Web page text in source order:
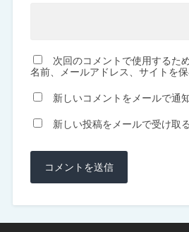
次回のコメントで使用するた
名前、メールアドレス、サイトを保
新しいコメントをメールで通
新しい投稿をメールで受け取る